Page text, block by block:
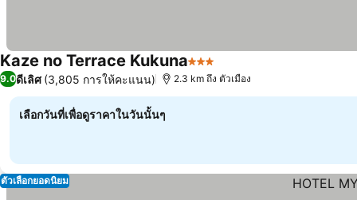
Kaze no Terrace Kukuna3 ดาว
9.0ดีเลิศ (3,805 การให้คะแนน) 2.3 km ถึง ตัวเมือง
เลือกวันที่เพื่อดูราคาในวันนั้นๆ
ตัวเลือกยอดนิยม